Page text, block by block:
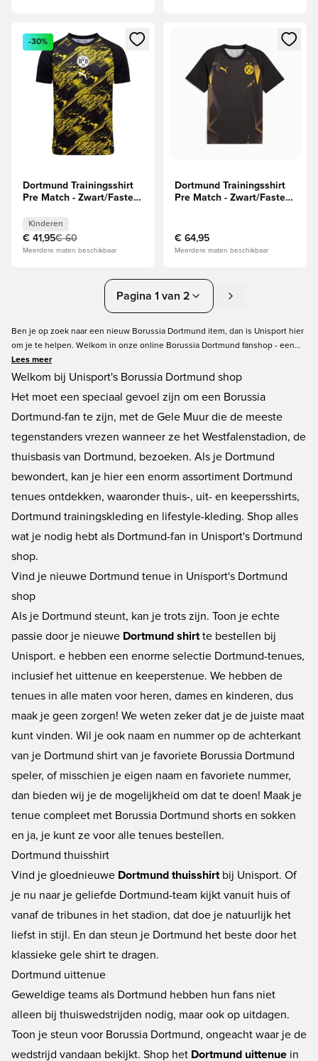
Opent een venster om in te loggen of je aan te melden als
-30%
Dortmund Trainingsshirt
Pre Match - Zwart/Faster
Kinderen
€ 41,95€ 60
Meerdere maten beschikbaar
Opent een venster om in te
Dortmund Trainingsshirt
Pre Match - Zwart/Faster
€ 64,95
Meerdere maten beschikbaar
Pagina 1 van 2
Ben je op zoek naar een nieuw Borussia Dortmund item, dan is Unisport hier
om je te helpen. Welkom in onze online Borussia Dortmund fanshop - een
droom voor elke Borussia Dortmund fan die de club wil steunen door hun
kleuren te dragen. Onze Borussia Dortmund fanshop bestaat uit alle soorten
merchandise. Toon je trots voor Borussia Dortmund en shop je nieuwe
product bij Unisport. Altijd gemakkelijk winkelen en het beste aanbod.
Lees meer
Welkom bij Unisport's Borussia Dortmund shop
Het moet een speciaal gevoel zijn om een ​​Borussia
Dortmund-fan te zijn, met de Gele Muur die de meeste
tegenstanders vrezen wanneer ze het Westfalenstadion, de
thuisbasis van Dortmund, bezoeken. Als je Dortmund
bewondert, kan je hier een ​​enorm assortiment Dortmund
tenues ontdekken, waaronder thuis-, uit- en keepersshirts,
Dortmund trainingskleding en lifestyle-kleding. Shop alles
wat je nodig hebt als Dortmund-fan in Unisport's Dortmund
shop.
Vind je nieuwe Dortmund tenue in Unisport's Dortmund
shop
Als je Dortmund steunt, kan je trots zijn. Toon je echte
passie door je nieuwe Dortmund shirt te bestellen bij
Unisport. e hebben een enorme selectie Dortmund-tenues,
inclusief het uittenue en keeperstenue. We hebben de
tenues in alle maten voor heren, dames en kinderen, dus
maak je geen zorgen! We weten zeker dat je de juiste maat
kunt vinden. Wil je ook naam en nummer op de achterkant
van je Dortmund shirt van je favoriete Borussia Dortmund
speler, of misschien je eigen naam en favoriete nummer,
dan bieden wij je de mogelijkheid om dat te doen! Maak je
tenue compleet met Borussia Dortmund shorts en sokken
en ja, je kunt ze voor alle tenues bestellen.
Dortmund thuisshirt
Vind je gloednieuwe Dortmund thuisshirt bij Unisport. Of
je nu naar je geliefde Dortmund-team kijkt vanuit huis of
vanaf de tribunes in het stadion, dat doe je natuurlijk het
liefst in stijl. En dan steun je Dortmund het beste door het
klassieke gele shirt te dragen.
Dortmund uittenue
Geweldige teams als Dortmund hebben hun fans niet
alleen bij thuiswedstrijden nodig, maar ook op uitdagen.
Toon je steun voor Borussia Dortmund, ongeacht waar je de
wedstrijd vandaan bekijkt. Shop het Dortmund uittenue in